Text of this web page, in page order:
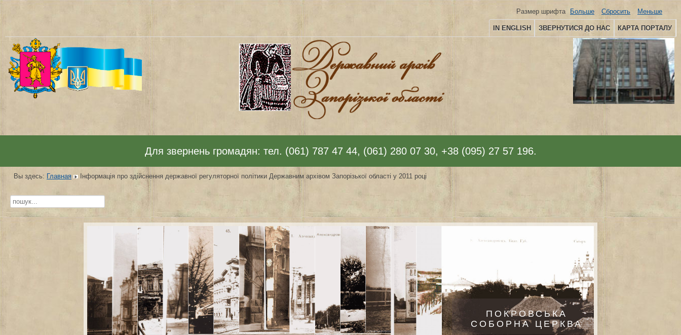
IN ENGLISH ЗВЕРНУТИСЯ ДО НАС КАРТА ПОРТАЛУ
Размер шрифта Больше Сбросить Меньше
Для звернень громадян: тел. (061) 787 47 44, (061) 280 07 30, +38 (095) 27 57 196.
Вы здесь: Главная Інформація про здійснення державної регуляторної політики Державним архівом Запорізької області у 2011 році
Искать...
ПОКРОВСЬКА
СОБОРНА ЦЕРКВА